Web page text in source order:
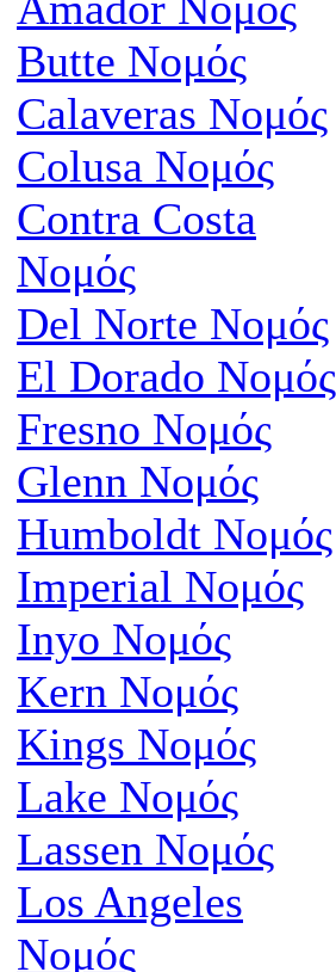
Butte Νομός
Calaveras Νομός
Colusa Νομός
Contra Costa
Νομός
Del Norte Νομός
El Dorado Νομός
Fresno Νομός
Glenn Νομός
Humboldt Νομός
Imperial Νομός
Inyo Νομός
Kern Νομός
Kings Νομός
Lake Νομός
Lassen Νομός
Los Angeles
Νομός